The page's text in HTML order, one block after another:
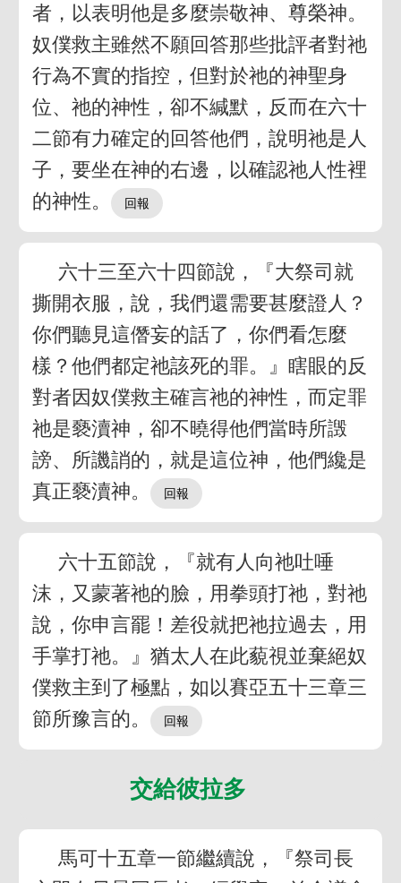
者，以表明他是多麼崇敬神、尊榮神。
奴僕救主雖然不願回答那些批評者對祂
行為不實的指控，但對於祂的神聖身
位、祂的神性，卻不緘默，反而在六十
二節有力確定的回答他們，說明祂是人
子，要坐在神的右邊，以確認祂人性裡
的神性。
六十三至六十四節說，『大祭司就
撕開衣服，說，我們還需要甚麼證人？
你們聽見這僭妄的話了，你們看怎麼
樣？他們都定祂該死的罪。』瞎眼的反
對者因奴僕救主確言祂的神性，而定罪
祂是褻瀆神，卻不曉得他們當時所譭
謗、所譏誚的，就是這位神，他們纔是
真正褻瀆神。
六十五節說，『就有人向祂吐唾
沫，又蒙著祂的臉，用拳頭打祂，對祂
說，你申言罷！差役就把祂拉過去，用
手掌打祂。』猶太人在此藐視並棄絕奴
僕救主到了極點，如以賽亞五十三章三
節所豫言的。
交給彼拉多
馬可十五章一節繼續說，『祭司長